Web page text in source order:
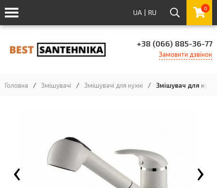
UA | RU 0
+38 (066) 885-36-77
Замовити дзвінок
Головна / Змішувачі / Змішувачі для кухні / Змішувач для
‹ ›